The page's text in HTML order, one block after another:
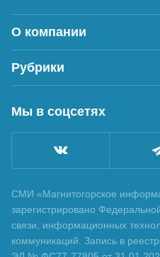
О компании
Рубрики
Мы в соцсетях
СМИ «Магнитогорское
зарегистрировано
связи, информационных
коммуникаций. Запись в